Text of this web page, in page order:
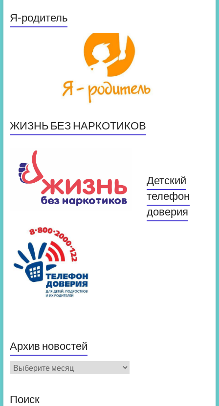
Я-родитель
ЖИЗНЬ БЕЗ НАРКОТИКОВ
Детский
телефон
доверия
Архив новостей
Архив
новостей
Поиск